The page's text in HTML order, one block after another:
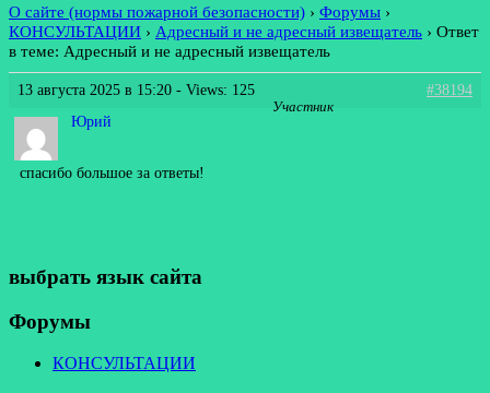
О сайте (нормы пожарной безопасности) › Форумы ›
КОНСУЛЬТАЦИИ › Адресный и не адресный извещатель › Ответ
в теме: Адресный и не адресный извещатель
13 августа 2025 в 15:20 - Views: 125
#38194
Юрий
Участник
спасибо большое за ответы!
выбрать язык сайта
Форумы
КОНСУЛЬТАЦИИ